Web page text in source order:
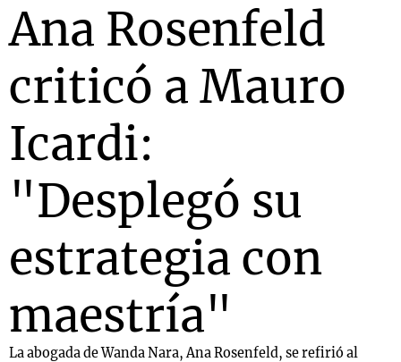
Ana Rosenfeld
criticó a Mauro
Icardi:
"Desplegó su
estrategia con
maestría"
La abogada de Wanda Nara, Ana Rosenfeld, se refirió al